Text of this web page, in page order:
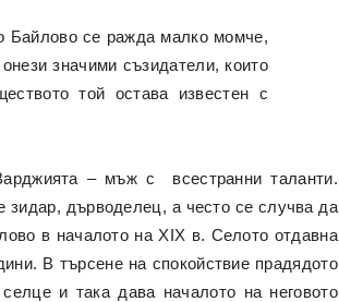
Байлово се ражда малко момче,
значими съзидатели, които
той остава известен с
– мъж с всестранни таланти.
дърводелец, а често се случва да
в началото на ХIХ в. Селото отдавна
В търсене на спокойствие прадядото
и така дава началото на неговото